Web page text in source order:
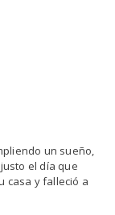
un sueño,
el día que
casa y falleció a